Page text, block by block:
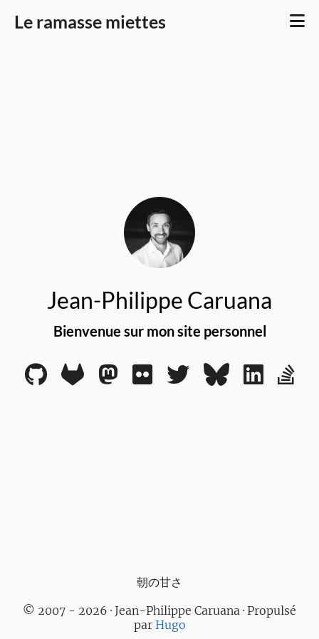
Le ramasse miettes
Jean-Philippe Caruana
Bienvenue sur mon site personnel
朝の甘さ
© 2007 - 2026 · Jean-Philippe Caruana · Propulsé
par Hugo